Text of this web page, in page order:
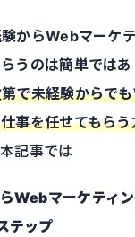
からWebマーケ
うのは簡単ではあ
で未経験からで
事を任せてもら
記事では
Webマーケティ
テップ